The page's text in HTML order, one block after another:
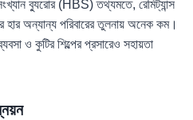
ব্যুরোর (HBS) তথ্যমতে, রেমিট্যান্স
হার অন্যান্য পরিবারের তুলনায় অনেক কম।
ও কুটির শিল্পের প্রসারেও সহায়তা